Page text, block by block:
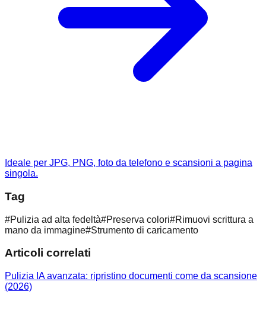
Ideale per JPG, PNG, foto da telefono e scansioni a pagina
singola.
Tag
#Pulizia ad alta fedeltà#Preserva colori#Rimuovi scrittura a
mano da immagine#Strumento di caricamento
Articoli correlati
Pulizia IA avanzata: ripristino documenti come da scansione
(2026)